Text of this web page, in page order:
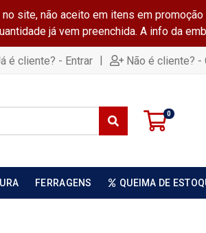
site, não aceito em itens em
já vem preenchida. A info da
é cliente? - Entrar | Não é cliente? -
0
FERRAGENS QUEIMA DE